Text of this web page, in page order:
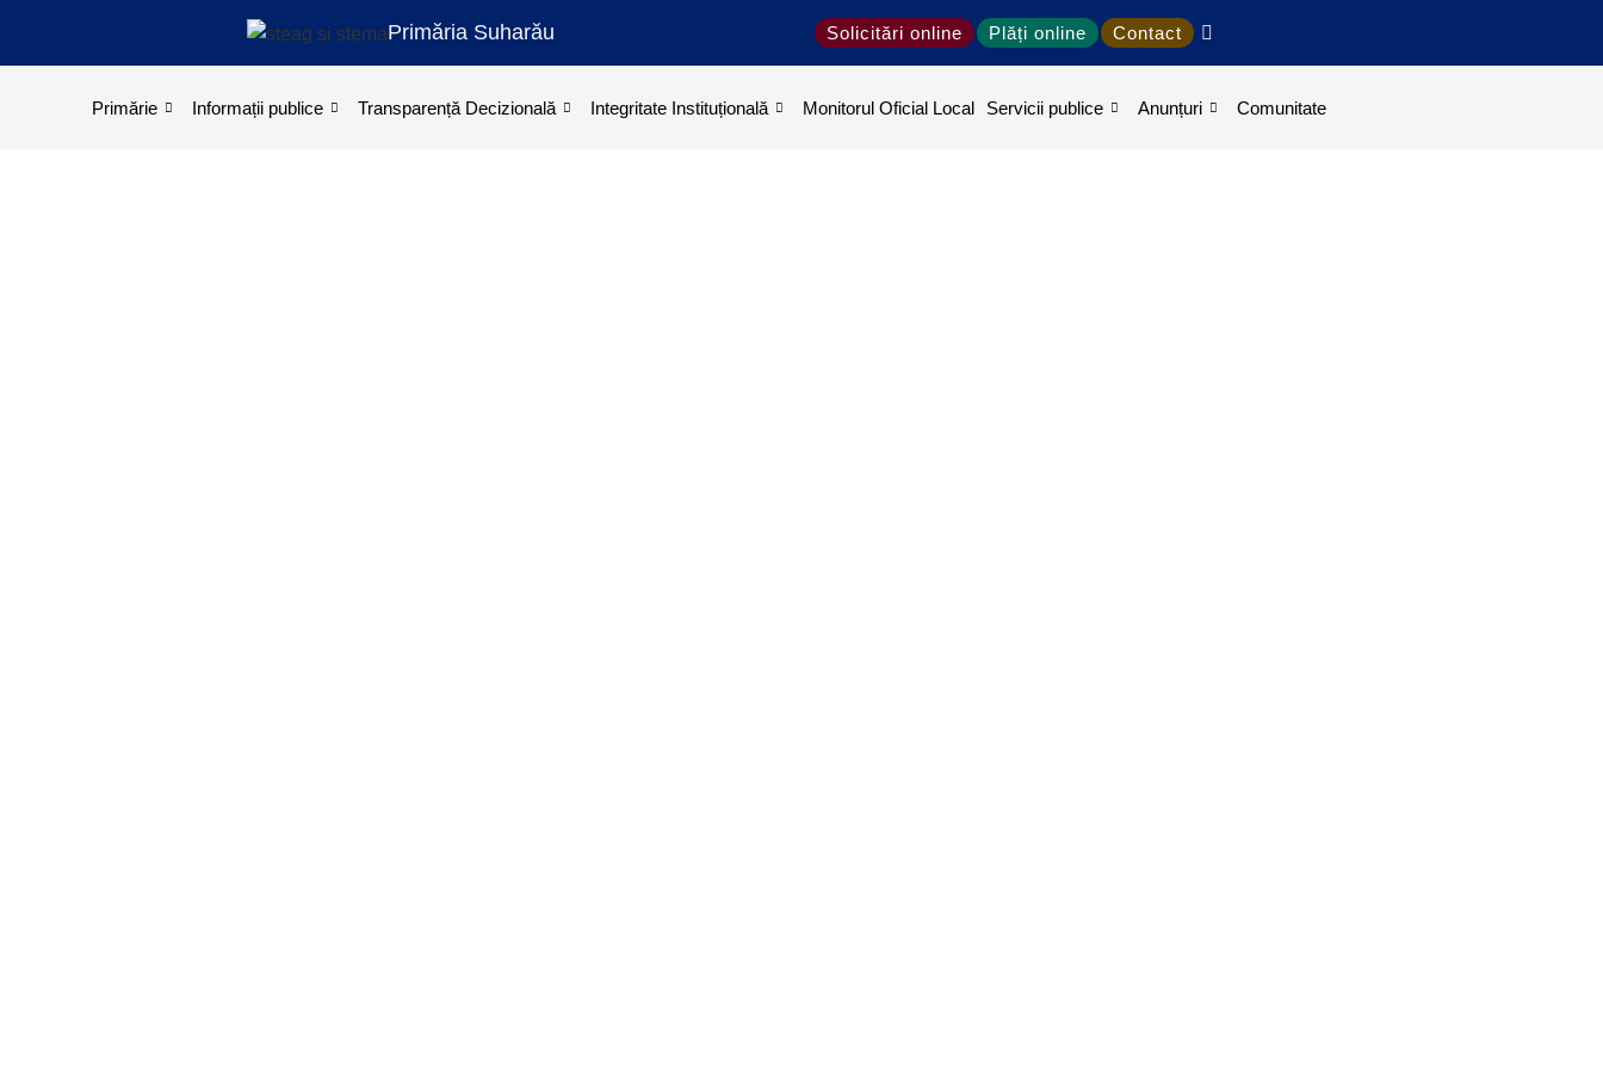
Primăria Suharău Solicitări online Plăți online Contact
Primărie Informații publice Transparență Decizională Integritate Instituțională Monitorul Oficial Local Servicii publice Anunțuri Comunitate